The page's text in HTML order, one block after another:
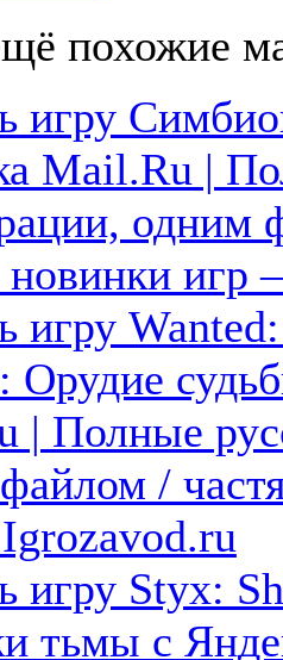
похожие
игру
Mail.Ru |
одним
новинки
игру
Орудие
| Полные
/
игру Styx:
тьмы с